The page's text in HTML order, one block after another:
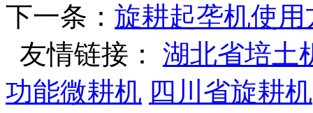
下一条： 旋耕起垄机使
友情链接： 湖北省培土
功能微耕机 四川省旋耕机